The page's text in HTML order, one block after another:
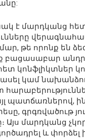
է մարդկանց
թե որոնք են
բացասաբար
կոնֆլիկտներ
կամ
պատճառներով,
գրգռվածութ
Այս մարդկանց
և փորձել